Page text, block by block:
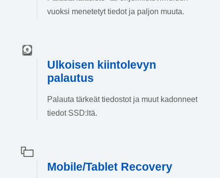
vuoksi menetetyt tiedot ja paljon muuta.
Ulkoisen kiintolevyn
palautus
Palauta tärkeät tiedostot ja muut kadonneet
tiedot SSD:ltä.
Mobile/Tablet Recovery